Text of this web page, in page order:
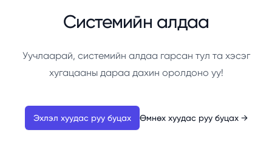
Системийн алдаа
Уучлаарай, системийн алдаа гарсан тул та хэсэг
хугацааны дараа дахин оролдоно уу!
Эхлэл хуудас руу буцах Өмнөх хуудас руу буцах →